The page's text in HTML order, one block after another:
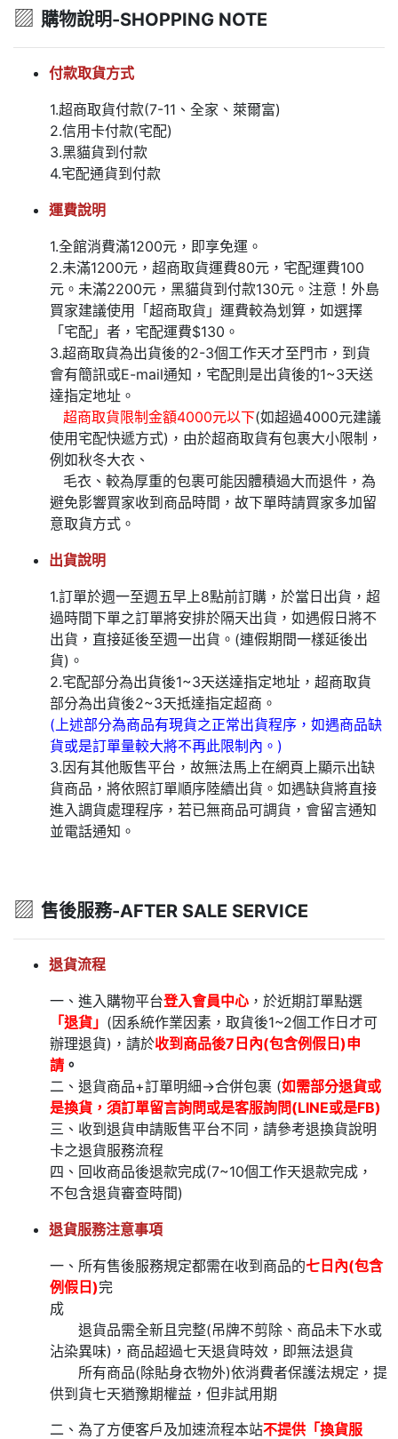
▨ 購物說明-SHOPPING NOTE
付款取貨方式
1.超商取貨付款(7-11、全家、萊爾富)
2.信用卡付款(宅配)
3.黑貓貨到付款
4.宅配通貨到付款
運費說明
1.全館消費滿1200元，即享免運。
2.未滿1200元，超商取貨運費80元，宅配運費100
元。未滿2200元，黑貓貨到付款130元。注意！外島
買家建議使用「超商取貨」運費較為划算，如選擇
「宅配」者，宅配運費$130。
3.超商取貨為出貨後的2-3個工作天才至門市，到貨
會有簡訊或E-mail通知，宅配則是出貨後的1~3天送
達指定地址。
超商取貨限制金額4000元以下(如超過4000元建議
使用宅配快遞方式)，由於超商取貨有包裹大小限制，
例如秋冬大衣、
毛衣、較為厚重的包裹可能因體積過大而退件，為
避免影響買家收到商品時間，故下單時請買家多加留
意取貨方式。
出貨說明
1.訂單於週一至週五早上8點前訂購，於當日出貨，超
過時間下單之訂單將安排於隔天出貨，如遇假日將不
出貨，直接延後至週一出貨。(連假期間一樣延後出
貨)。
2.宅配部分為出貨後1~3天送達指定地址，超商取貨
部分為出貨後2~3天抵達指定超商。
(上述部分為商品有現貨之正常出貨程序，如遇商品缺
貨或是訂單量較大將不再此限制內。)
3.因有其他販售平台，故無法馬上在網頁上顯示出缺
貨商品，將依照訂單順序陸續出貨。如遇缺貨將直接
進入調貨處理程序，若已無商品可調貨，會留言通知
並電話通知。
▨ 售後服務-AFTER SALE SERVICE
退貨流程
一、進入購物平台登入會員中心 ，於近期訂單點選
「退貨」 (因系統作業因素，取貨後1~2個工作日才可
辦理退貨)，請於收到商品後7日內(包含例假日)申
請 。
二、退貨商品+訂單明細→合併包裹 (如需部分退貨或
是換貨，須訂單留言詢問或是客服詢問(LINE或是FB)
三、收到退貨申請販售平台不同，請參考退換貨說明
卡之退貨服務流程
四、回收商品後退款完成(7~10個工作天退款完成，
不包含退貨審查時間)
退貨服務注意事項
一、所有售後服務規定都需在收到商品的七日內(包含
例假日)完
成
退貨品需全新且完整(吊牌不剪除、商品未下水或
沾染異味)，商品超過七天退貨時效，即無法退貨
所有商品(除貼身衣物外)依消費者保護法規定，提
供到貨七天猶豫期權益，但非試用期
二、為了方便客戶及加速流程本站不提供「換貨服